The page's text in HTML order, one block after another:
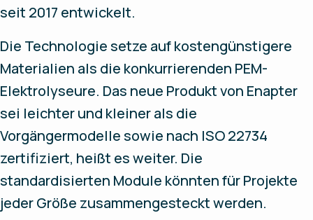
seit 2017 entwickelt.
Die Technologie setze auf kostengünstigere
Materialien als die konkurrierenden PEM-
Elektrolyseure. Das neue Produkt von Enapter
sei leichter und kleiner als die
Vorgängermodelle sowie nach ISO 22734
zertifiziert, heißt es weiter. Die
standardisierten Module könnten für Projekte
jeder Größe zusammengesteckt werden.